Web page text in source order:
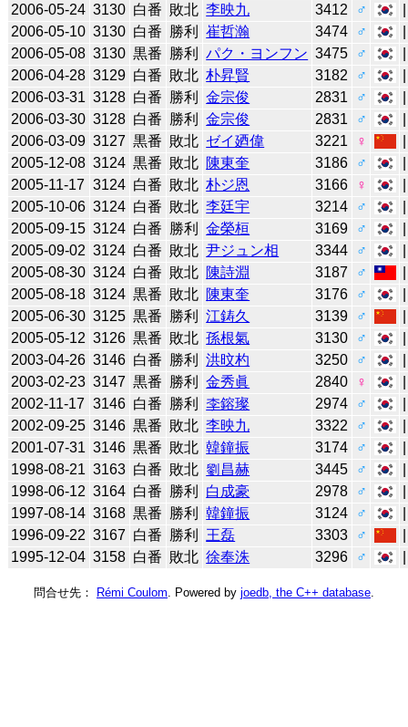
2006-05-24 3130 白番 敗北 李映九 3412 ♂
2006-05-10 3130 白番 勝利 崔哲瀚 3474 ♂
2006-05-08 3130 黒番 勝利 パク・ヨンフン 3475 ♂
2006-04-28 3129 白番 敗北 朴昇賢 3182 ♂
2006-03-31 3128 白番 勝利 金宗俊 2831 ♂
2006-03-30 3128 白番 勝利 金宗俊 2831 ♂
2006-03-09 3127 黒番 敗北 ゼイ廼偉 3221 ♀
2005-12-08 3124 黒番 敗北 陳東奎 3186 ♂
2005-11-17 3124 白番 敗北 朴ジ恩 3166 ♀
2005-10-06 3124 白番 敗北 李廷宇 3214 ♂
2005-09-15 3124 白番 勝利 金榮桓 3169 ♂
2005-09-02 3124 白番 敗北 尹ジュン相 3344 ♂
2005-08-30 3124 白番 敗北 陳詩淵 3187 ♂
2005-08-18 3124 黒番 敗北 陳東奎 3176 ♂
2005-06-30 3125 黒番 勝利 江鋳久 3139 ♂
2005-05-12 3126 黒番 敗北 孫根氣 3130 ♂
2003-04-26 3146 白番 勝利 洪旼杓 3250 ♂
2003-02-23 3147 黒番 勝利 金秀眞 2840 ♀
2002-11-17 3146 白番 勝利 李鎔璨 2974 ♂
2002-09-25 3146 黒番 敗北 李映九 3322 ♂
2001-07-31 3146 黒番 敗北 韓鐘振 3174 ♂
1998-08-21 3163 白番 敗北 劉昌赫 3445 ♂
1998-06-12 3164 白番 勝利 白成豪 2978 ♂
1997-08-14 3168 黒番 勝利 韓鐘振 3124 ♂
1996-09-22 3167 白番 勝利 王磊 3303 ♂
1995-12-04 3158 白番 敗北 徐奉洙 3296 ♂
問合せ先： Rémi Coulom . Powered by joedb, the C++ database